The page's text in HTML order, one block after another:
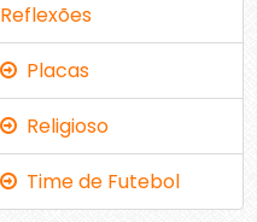
Reflexões
Placas
Religioso
Time de Futebol